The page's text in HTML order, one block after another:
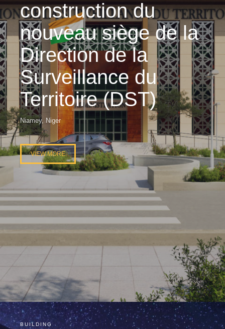
construction du
nouveau siège de la
Direction de la
Surveillance du
Territoire (DST)
Niamey, Niger
VIEW MORE
BUILDING